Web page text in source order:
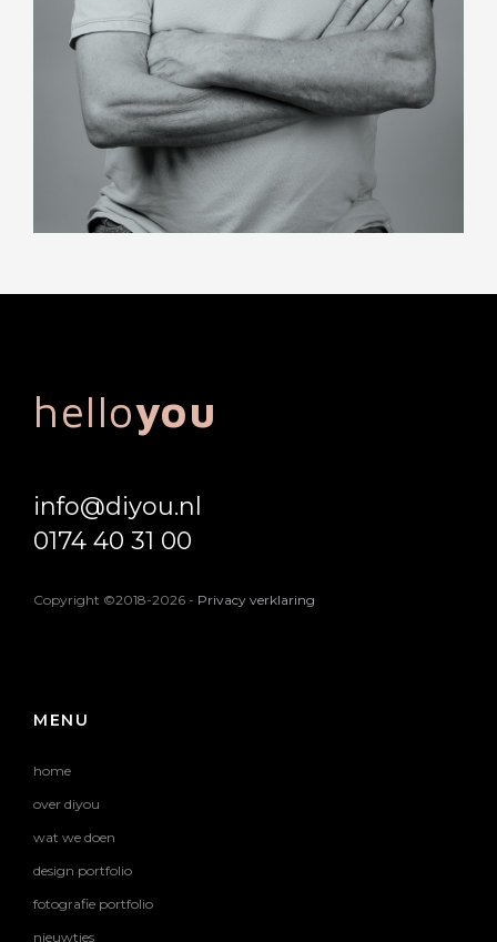
helloyou
info@diyou.nl
0174 40 31 00
Copyright ©2018-2026 - Privacy verklaring
MENU
home
over diyou
wat we doen
design portfolio
fotografie portfolio
nieuwtjes